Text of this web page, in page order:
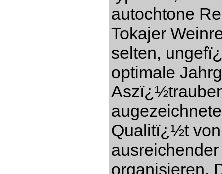
autochtone
Tokajer
selten,
optimale
Qualitï¿½t
organisieren.